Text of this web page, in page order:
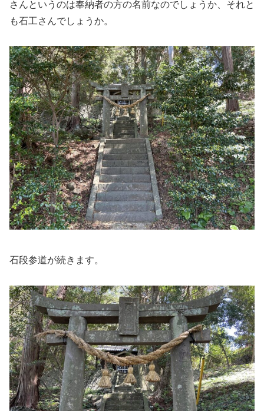
さんというのは奉納者の方の名前なのでしょうか、それと
も石工さんでしょうか。
石段参道が続きます。